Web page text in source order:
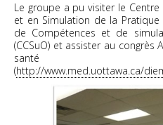
Le groupe a pu visiter le
et en Simulation de la Pratique
de Compétences et de
(CCSuO) et assister au congrès
santé
(http://www.med.uottawa.ca/